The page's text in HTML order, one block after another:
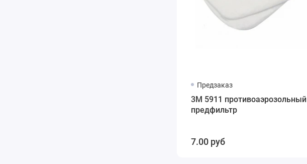
Предзаказ
3M 5911 противоаэрозольный
предфильтр
7.00 руб